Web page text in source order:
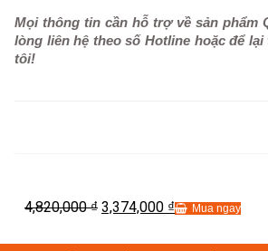
Mọi thông tin cần hỗ trợ về sản phẩm
lòng liên hệ theo số Hotline hoặc để
tôi!
4,820,000₫ 3,374,000 ₫ Mua ngay